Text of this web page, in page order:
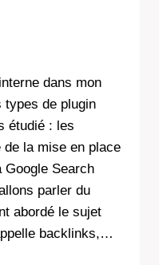
dans mon
types de plugin
étudié : les
la mise en place
Google Search
parler du
abordé le sujet
backlinks,…